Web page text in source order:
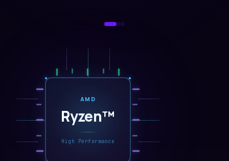
AMD
Ryzen™
High Performance